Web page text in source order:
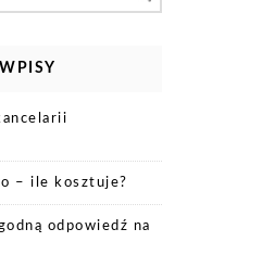
– ile kosztuje?
odpowiedź na